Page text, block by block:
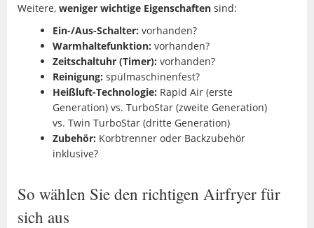
Weitere, weniger wichtige Eigenschaften sind:
Ein-/Aus-Schalter: vorhanden?
Warmhaltefunktion: vorhanden?
Zeitschaltuhr (Timer): vorhanden?
Reinigung: spülmaschinenfest?
Heißluft-Technologie: Rapid Air (erste
Generation) vs. TurboStar (zweite Generation)
vs. Twin TurboStar (dritte Generation)
Zubehör: Korbtrenner oder Backzubehör
inklusive?
So wählen Sie den richtigen Airfryer für
sich aus